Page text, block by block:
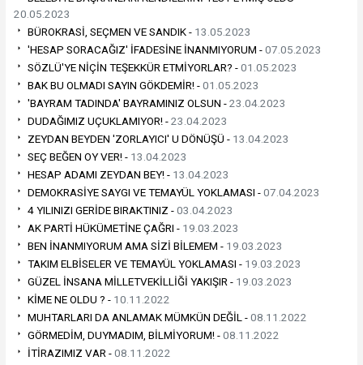
20.05.2023
BÜROKRASİ, SEÇMEN VE SANDIK - 13.05.2023
'HESAP SORACAĞIZ' İFADESİNE İNANMIYORUM -07.05.2023
SÖZLÜ'YE NİÇİN TEŞEKKÜR ETMİYORLAR? -01.05.2023
BAK BU OLMADI SAYIN GÖKDEMİR! -01.05.2023
'BAYRAM TADINDA' BAYRAMINIZ OLSUN -23.04.2023
DUDAĞIMIZ UÇUKLAMIYOR! -23.04.2023
ZEYDAN BEYDEN 'ZORLAYICI' U DÖNÜŞÜ - 13.04.2023
SEÇ BEĞEN OY VER! - 13.04.2023
HESAP ADAMI ZEYDAN BEY! - 13.04.2023
DEMOKRASİYE SAYGI VE TEMAYÜL YOKLAMASI -07.04.2023
4 YILINIZI GERİDE BIRAKTINIZ -03.04.2023
AK PARTİ HÜKÜMETİNE ÇAĞRI - 19.03.2023
BEN İNANMIYORUM AMA SİZİ BİLEMEM - 19.03.2023
TAKIM ELBİSELER VE TEMAYÜL YOKLAMASI - 19.03.2023
GÜZEL İNSANA MİLLETVEKİLLİĞİ YAKIŞIR - 19.03.2023
KİME NE OLDU ? - 10.11.2022
MUHTARLARI DA ANLAMAK MÜMKÜN DEĞİL -08.11.2022
GÖRMEDİM, DUYMADIM, BİLMİYORUM! -08.11.2022
İTİRAZIMIZ VAR -08.11.2022